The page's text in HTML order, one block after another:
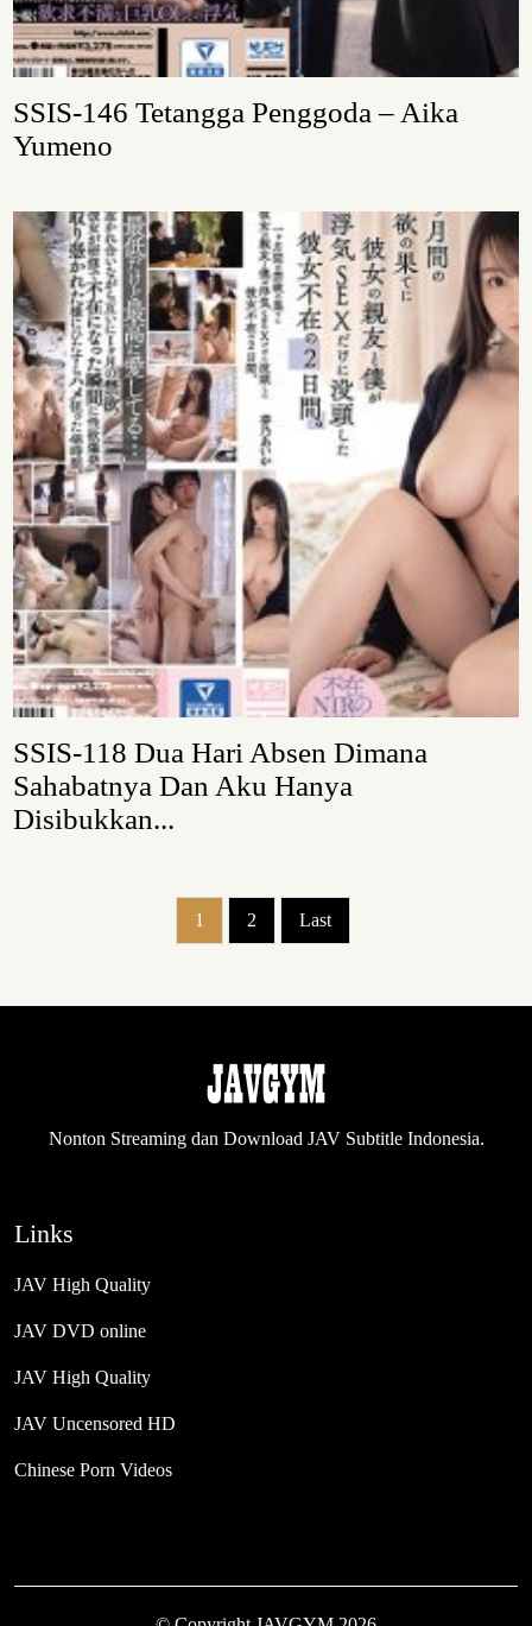
SSIS-146 Tetangga Penggoda – Aika
Yumeno
SSIS-118 Dua Hari Absen Dimana
Sahabatnya Dan Aku Hanya
Disibukkan...
1 2 Last
Nonton Streaming dan Download JAV Subtitle Indonesia.
Links
JAV High Quality
JAV DVD online
JAV High Quality
JAV Uncensored HD
Chinese Porn Videos